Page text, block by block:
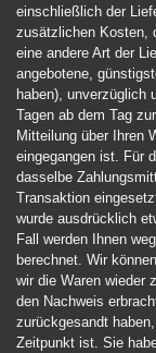
einschließlich der
zusätzlichen Kosten,
eine andere Art der
angebotene,
haben), unverzüglich
Tagen ab dem Tag
Mitteilung über Ihren
eingegangen ist. Für
dasselbe
Transaktion
wurde ausdrücklich
Fall werden Ihnen
berechnet. Wir
wir die Waren wieder
den Nachweis
zurückgesandt
Zeitpunkt ist. Sie